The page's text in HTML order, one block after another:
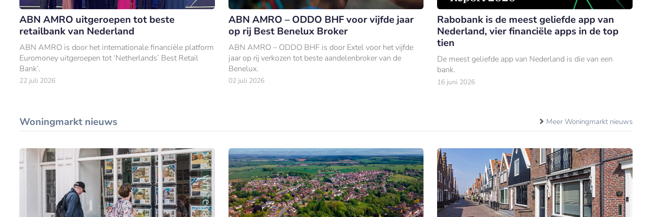
ABN AMRO uitgeroepen tot beste
retailbank van Nederland
ABN AMRO is door het internationale financiële platform
Euromoney uitgeroepen tot ‘Netherlands’ Best Retail
Bank’.
22 juli 2026
ABN AMRO – ODDO BHF voor vijfde jaar
op rij Best Benelux Broker
ABN AMRO – ODDO BHF is door Extel voor het vijfde
jaar op rij verkozen tot beste aandelenbroker van de
Benelux.
02 juli 2026
Rabobank is de meest geliefde app van
Nederland, vier financiële apps in de top
tien
De meest geliefde app van Nederland is die van een
bank.
16 juni 2026
Woningmarkt nieuws Meer Woningmarkt nieuws